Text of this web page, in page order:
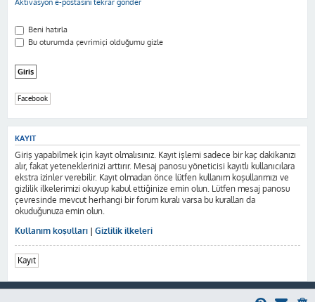
Aktivasyon e-postasını tekrar gönder
Beni hatırla
Bu oturumda çevrimiçi olduğumu gizle
Facebook
KAYIT
Giriş yapabilmek için kayıt olmalısınız. Kayıt işlemi sadece bir kaç dakikanızı
alır, fakat yeteneklerinizi arttırır. Mesaj panosu yöneticisi kayıtlı kullanıcılara
ekstra izinler verebilir. Kayıt olmadan önce lütfen kullanım koşullarımızı ve
gizlilik ilkelerimizi okuyup kabul ettiğinize emin olun. Lütfen mesaj panosu
çevresinde mevcut herhangi bir forum kuralı varsa bu kuralları da
okuduğunuza emin olun.
Kullanım koşulları | Gizlilik ilkeleri
Kayıt